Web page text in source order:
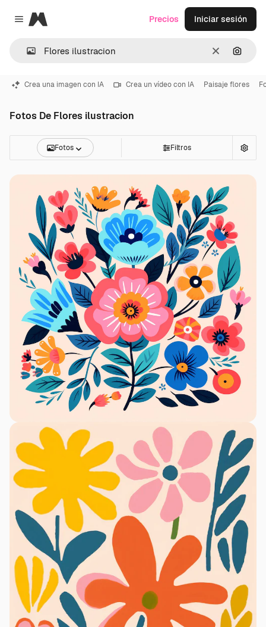
Close menu
Magnific
Borrar
Precios Iniciar sesión
Crea una imagen con IA Crea un vídeo con IA Paisaje flores
Fotos De Flores ilustracion
Fotos Filtros